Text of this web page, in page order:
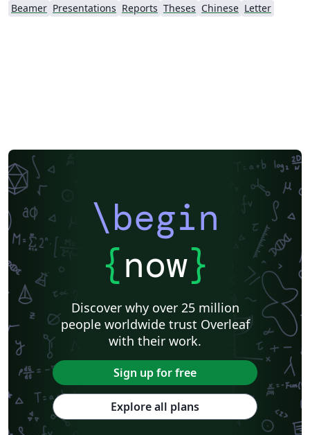
Beamer Presentations Reports Theses Chinese Letter
\begin
{now}
Discover why over 25 million
people worldwide trust Overleaf
with their work.
Sign up for free
Explore all plans